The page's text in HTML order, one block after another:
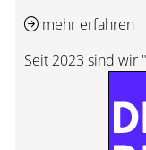
mehr erfahren
Seit 2023 sind wir